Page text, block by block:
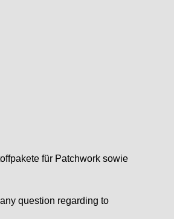
für Patchwork sowie
question regarding to